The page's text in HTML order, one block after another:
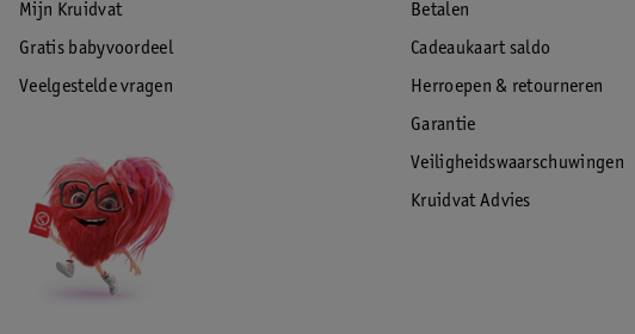
Mijn Kruidvat
Gratis babyvoordeel
Veelgestelde vragen
Betalen
Cadeaukaart saldo
Herroepen & retourneren
Garantie
Veiligheidswaarschuwingen
Kruidvat Advies